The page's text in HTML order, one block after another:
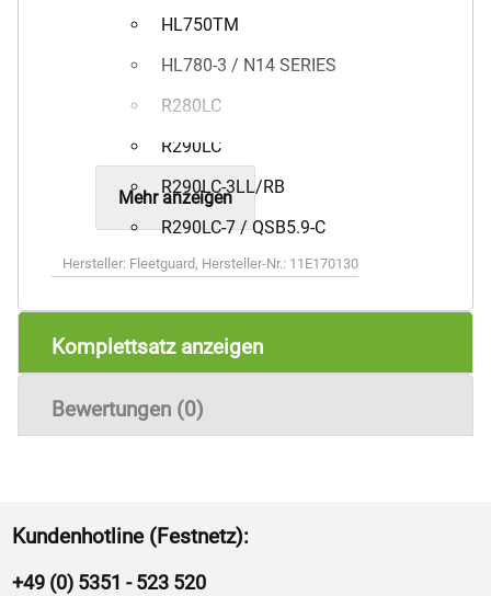
HL750TM
HL780-3 / N14 SERIES
R280LC
R290LC
R290LC-3LL/RB
R290LC-7 / QSB5.9-C
Mehr anzeigen
Hersteller: Fleetguard , Hersteller-Nr.: 11E170130
Komplettsatz anzeigen
Bewertungen (0)
Kundenhotline (Festnetz):
+49 (0) 5351 - 523 520